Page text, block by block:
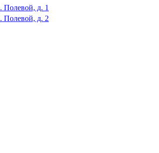
Полевой, д. 1
Полевой, д. 2